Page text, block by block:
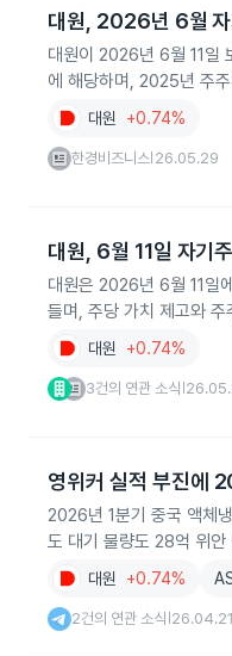
대원, 2026년 6월
대원이 2026년 6월 11일
에 해당하며, 2025년 주
대원 +0.74%
한경비즈니스 26.05.29
대원, 6월 11일 자기
대원은 2026년 6월 11일
들며, 주당 가치 제고와 주
대원 +0.74%
3건의 연관 소식
영위커 실적 부진에
2026년 1분기 중국 액체
도 대기 물량도 28억 위안
대원 +0.74%
2건의 연관 소식 26.04.21